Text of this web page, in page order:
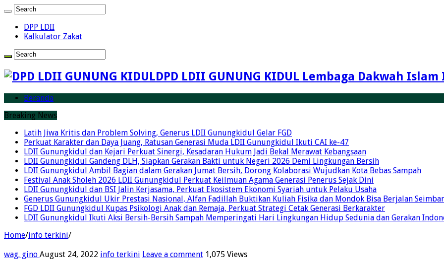
DPP LDII
Kalkulator Zakat
DPD LDII GUNUNG KIDUL Lembaga Dakwah
Beranda
Breaking News
Latih Jiwa Kritis dan Problem Solving, Generus LDII Gunungkidul Gelar FGD
Perkuat Karakter dan Daya Juang, Ratusan Generasi Muda LDII Gunungkidul Ikuti CAI ke-47
LDII Gunungkidul dan Kejari Perkuat Sinergi, Kesadaran Hukum Jadi Bekal Merawat Kebangsaan
LDII Gunungkidul Gandeng DLH, Siapkan Gerakan Bakti untuk Negeri 2026 Demi Lingkungan Bersih
LDII Gunungkidul Ambil Bagian dalam Gerakan Jumat Bersih, Dorong Kolaborasi Wujudkan Kota Bebas Sampah
Festival Anak Sholeh 2026 LDII Gunungkidul Perkuat Keilmuan Agama Generasi Penerus Sejak Dini
LDII Gunungkidul dan BSI Jalin Kerjasama, Perkuat Ekosistem Ekonomi Syariah untuk Pelaku Usaha
Generus Gunungkidul Ukir Prestasi Nasional, Alfan Fadillah Buktikan Kuliah Fisika dan Mondok Bisa Berjalan
FGD LDII Gunungkidul Kupas Psikologi Anak dan Remaja, Perkuat Strategi Cetak Generasi Berkarakter
LDII Gunungkidul Ikuti Aksi Bersih-Bersih Sampah Memperingati Hari Lingkungan Hidup Sedunia dan Gerakan
Home/info terkini/
wag. gino August 24, 2022 info terkini Leave a comment 1,075 Views